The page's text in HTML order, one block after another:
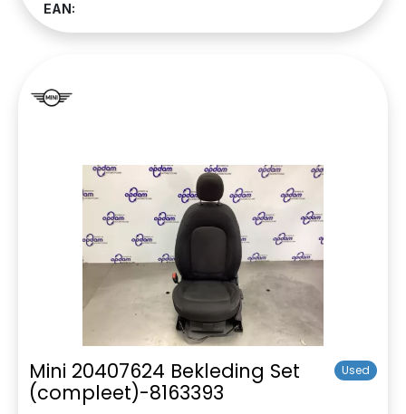
EAN:
Mini 20407624 Bekleding Set
(compleet)-8163393
Used